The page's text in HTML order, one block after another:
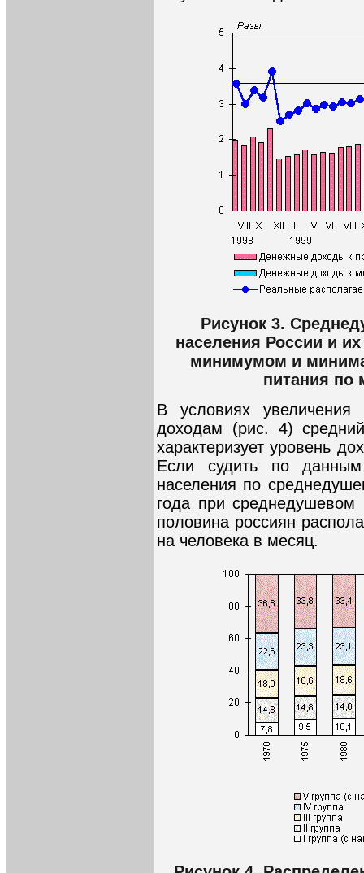
Рисунок 3.
населения России и
минимумом и
питания по
В условиях
доходам (рис. 4)
характеризует уровень
Если судить по данным
населения по
года при
половина россиян
на человека в месяц.